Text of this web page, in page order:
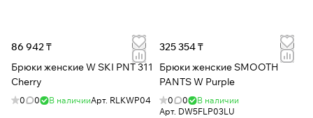
86 942 ₸
Брюки женские W SKI PNT 311
Cherry
0 0 В наличииАрт. RLKWP04
325 354 ₸
Брюки женские SMOOTH
PANTS W Purple
0 0
В наличии
Арт. DW5FLP03LU